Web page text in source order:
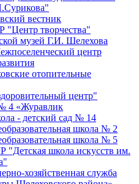
вестник
творчества"
музей Г.И. Шелехова
центр
отопительные
центр"
4 «Журавлик
- детский сад № 14
школа № 2
школа № 5
школа искусств им.
хозяйственная служба